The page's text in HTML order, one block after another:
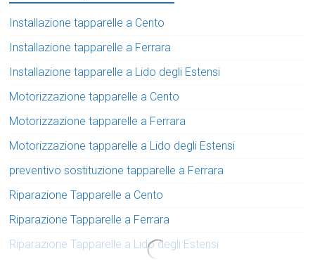
Installazione tapparelle a Cento
Installazione tapparelle a Ferrara
Installazione tapparelle a Lido degli Estensi
Motorizzazione tapparelle a Cento
Motorizzazione tapparelle a Ferrara
Motorizzazione tapparelle a Lido degli Estensi
preventivo sostituzione tapparelle a Ferrara
Riparazione Tapparelle a Cento
Riparazione Tapparelle a Ferrara
Riparazione Tapparelle a Lido degli Estensi